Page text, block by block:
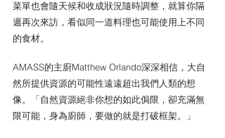
菜單也會隨天候和收成狀況隨時調整，就算你隔
週再次來訪，看似同一道料理也可能使用上不同
的食材。
AMASS的主廚Matthew Orlando深深相信，大自
然所提供資源的可能性遠遠超出我們人類的想
像。「自然資源絕非你想的如此侷限，卻充滿無
限可能，身為廚師，要做的就是打破框架。」